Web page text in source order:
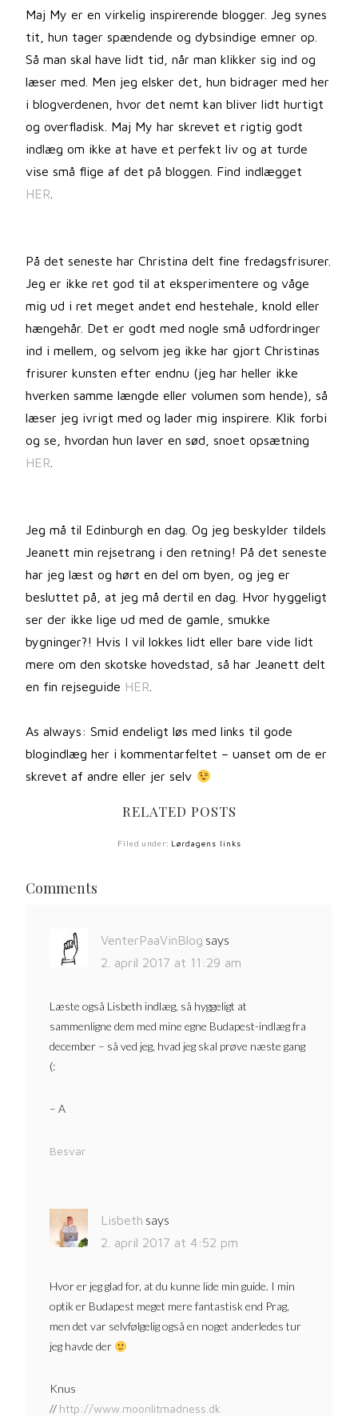
Maj My er en virkelig inspirerende blogger. Jeg synes
tit, hun tager spændende og dybsindige emner op.
Så man skal have lidt tid, når man klikker sig ind og
læser med. Men jeg elsker det, hun bidrager med her
i blogverdenen, hvor det nemt kan bliver lidt hurtigt
og overfladisk. Maj My har skrevet et rigtig godt
indlæg om ikke at have et perfekt liv og at turde
vise små flige af det på bloggen. Find indlægget
HER
På det seneste har Christina delt fine fredagsfrisurer.
Jeg er ikke ret god til at eksperimentere og våge
mig ud i ret meget andet end hestehale, knold eller
hængehår. Det er godt med nogle små udfordringer
ind i mellem, og selvom jeg ikke har gjort Christinas
frisurer kunsten efter endnu (jeg har heller ikke
hverken samme længde eller volumen som hende), så
læser jeg ivrigt med og lader mig inspirere. Klik forbi
og se, hvordan hun laver en sød, snoet opsætning
HER
Jeg må til Edinburgh en dag. Og jeg beskylder tildels
Jeanett min rejsetrang i den retning! På det seneste
har jeg læst og hørt en del om byen, og jeg er
besluttet på, at jeg må dertil en dag. Hvor hyggeligt
ser der ikke lige ud med de gamle, smukke
bygninger?! Hvis I vil lokkes lidt eller bare vide lidt
mere om den skotske hovedstad, så har Jeanett delt
en fin rejseguide HER
As always: Smid endeligt løs med links til gode
blogindlæg her i kommentarfeltet – uanset om de er
skrevet af andre eller jer selv
RELATED POSTS
Filed under: Lørdagens links
Comments
VenterPaaVinBlog says
2. april 2017 at 11:29 am
Læste også Lisbeth indlæg, så hyggeligt at
sammenligne dem med mine egne Budapest-indlæg fra
december – så ved jeg, hvad jeg skal prøve næste gang
(:
– A
Besvar
Lisbeth says
2. april 2017 at 4:52 pm
Hvor er jeg glad for, at du kunne lide min guide. I min
optik er Budapest meget mere fantastisk end Prag,
men det var selvfølgelig også en noget anderledes tur
jeg havde der
Knus
// http://www.moonlitmadness.dk